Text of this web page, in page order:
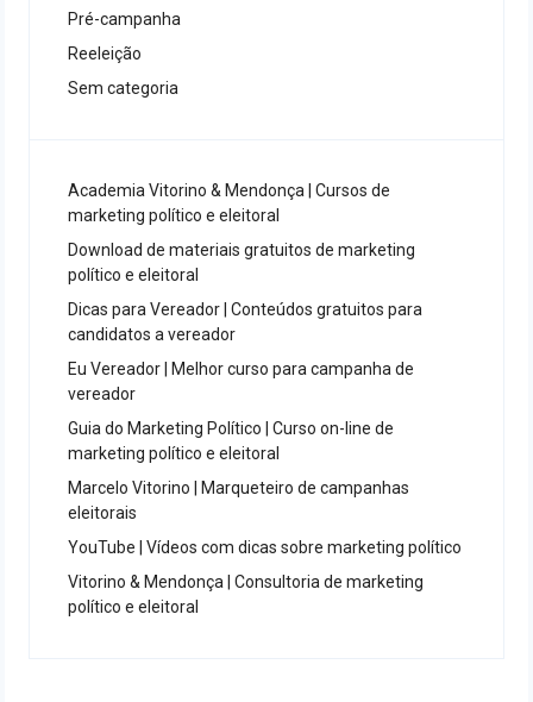
Pré-campanha
Reeleição
Sem categoria
Academia Vitorino & Mendonça | Cursos de
marketing político e eleitoral
Download de materiais gratuitos de marketing
político e eleitoral
Dicas para Vereador | Conteúdos gratuitos para
candidatos a vereador
Eu Vereador | Melhor curso para campanha de
vereador
Guia do Marketing Político | Curso on-line de
marketing político e eleitoral
Marcelo Vitorino | Marqueteiro de campanhas
eleitorais
YouTube | Vídeos com dicas sobre marketing político
Vitorino & Mendonça | Consultoria de marketing
político e eleitoral